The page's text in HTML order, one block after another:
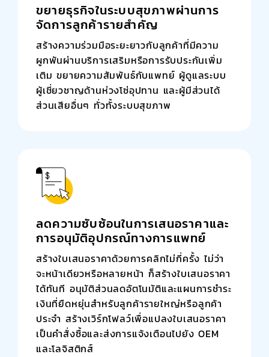
ขยายธุรกิจในระบบสุขภาพผ่านการ
จัดการลูกค้ารายสำคัญ
สร้างความร่วมมือระยะยาวกับลูกค้าที่มีความ
ผูกพันผ่านบริการเสริมหรือการรับประกันเพิ่ม
เติม ขยายความสัมพันธ์กับแพทย์ ผู้ดูแลระบบ
ผู้เชี่ยวชาญด้านห่วงโซ่อุปทาน และผู้มีส่วนได้
ส่วนเสียอื่นๆ ทั่วทั้งระบบสุขภาพ
ลดความซับซ้อนในการเสนอราคาและ
การอนุมัติอุปกรณ์ทางการแพทย์
สร้างใบเสนอราคาด้วยการคลิกไม่กี่ครั้ง ไม่ว่า
จะหน้าเดียวหรือหลายหน้า ก็สร้างใบเสนอราคา
ได้ทันที อนุมัติส่วนลดอัตโนมัติและแผนการชำระ
เงินที่ยืดหยุ่นสำหรับลูกค้ารายใหญ่หรือลูกค้า
ประจำ สร้างเวิร์กโฟลว์เพื่อแปลงใบเสนอราคา
เป็นคำสั่งซื้อและส่งการแจ้งเตือนไปยัง OEM
และโลจิสติกส์